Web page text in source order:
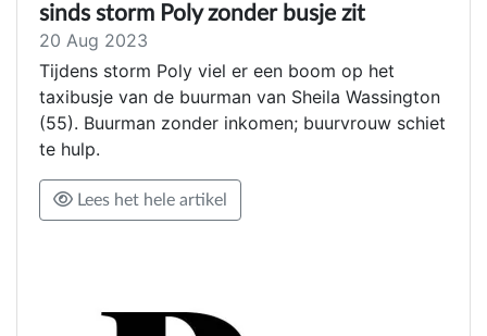
sinds storm Poly zonder busje zit
20 Aug 2023
Tijdens storm Poly viel er een boom op het
taxibusje van de buurman van Sheila Wassington
(55). Buurman zonder inkomen; buurvrouw schiet
te hulp.
Lees het hele artikel